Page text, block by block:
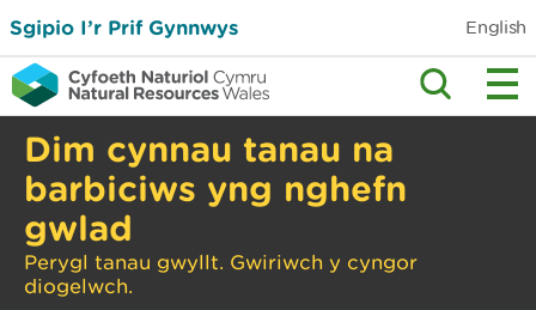
Sgipio I’r Prif Gynnwys English
Dim cynnau tanau na
barbiciws yng nghefn
gwlad
Perygl tanau gwyllt. Gwiriwch y cyngor
diogelwch.